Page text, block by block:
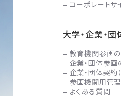
コーポレートサ
大学・企業・団
教育機関参画
企業・団体参画
企業・団体契約
参画機関用管
よくある質問